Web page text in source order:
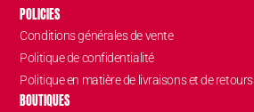
POLICIES
Conditions générales de vente
Politique de confidentialité
Politique en matière de livraisons et de retours
BOUTIQUES